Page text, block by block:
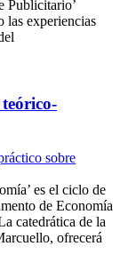
Publicitario’
las experiencias
es el ciclo de
de Economía
catedrática de la
ofrecerá